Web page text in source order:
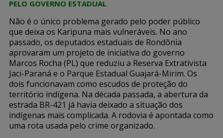
PELO GOVERNO ESTADUAL
Não é o único problema gerado pelo poder público
que deixa os Karipuna mais vulneráveis. No ano
passado, os deputados estaduais de Rondônia
aprovaram um projeto de iniciativa do governo
Marcos Rocha (PL) que reduziu a Reserva Extrativista
Jaci-Paraná e o Parque Estadual Guajará-Mirim. Os
dois funcionavam como escudos de proteção do
território indígena. Na década passada, a abertura da
estrada BR-421 já havia deixado a situação dos
indígenas mais complicada. A rodovia é apontada como
uma rota usada pelo crime organizado.